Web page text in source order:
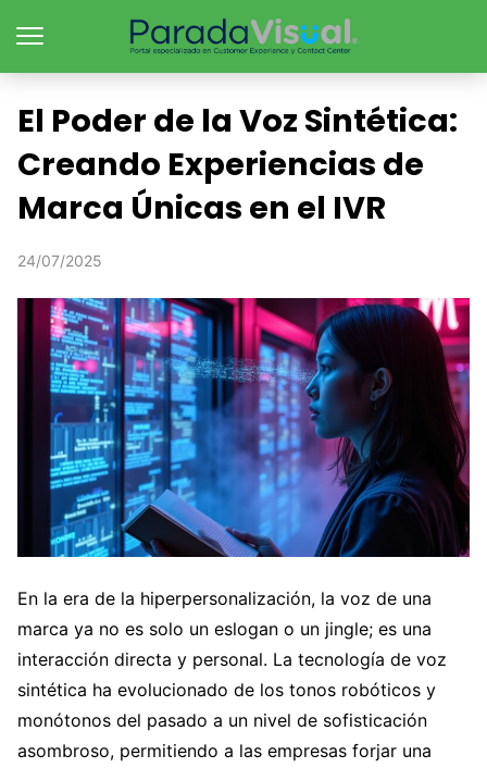
El Poder de la Voz Sintética:
Creando Experiencias de
Marca Únicas en el IVR
24/07/2025
En la era de la hiperpersonalización, la voz de una
marca ya no es solo un eslogan o un jingle; es una
interacción directa y personal. La tecnología de voz
sintética ha evolucionado de los tonos robóticos y
monótonos del pasado a un nivel de sofisticación
asombroso, permitiendo a las empresas forjar una